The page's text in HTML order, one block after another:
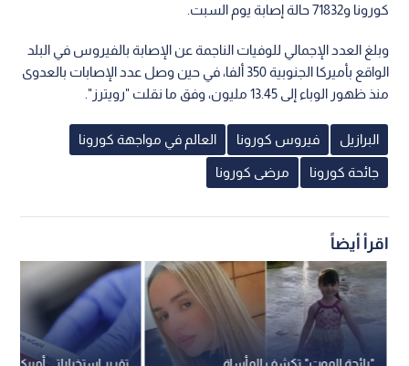
كورونا و71832 حالة إصابة يوم السبت.
وبلغ العدد الإجمالي للوفيات الناجمة عن الإصابة بالفيروس في البلد
الواقع بأميركا الجنوبية 350 ألفا، في حين وصل عدد الإصابات بالعدوى
منذ ظهور الوباء إلى 13.45 مليون، وفق ما نقلت "رويترز".
البرازيل فيروس كورونا العالم في مواجهة كورونا
جائحة كورونا مرضى كورونا
اقرأ أيضاً
تقرير استخباراتي أميركي "رائحة الموت" تكشف المأساة..